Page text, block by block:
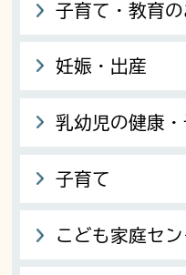
子育て・教育
妊娠・出産
乳幼児の健康
子育て
こども家庭セン